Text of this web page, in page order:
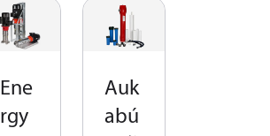
Ene
rgy
Auk
abú